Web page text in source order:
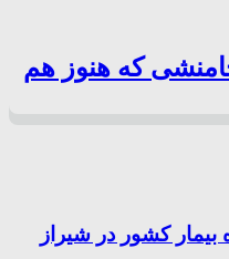
که هنوز هم
بیمار کشور در شیراز